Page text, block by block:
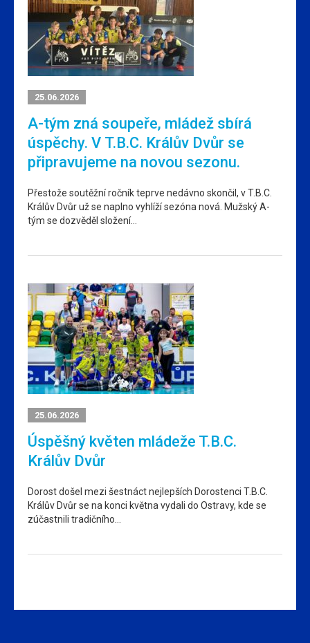
25.06.2026
A-tým zná soupeře, mládež sbírá
úspěchy. V T.B.C. Králův Dvůr se
připravujeme na novou sezonu.
Přestože soutěžní ročník teprve nedávno skončil, v T.B.C.
Králův Dvůr už se naplno vyhlíží sezóna nová. Mužský A-
tým se dozvěděl složení…
25.06.2026
Úspěšný květen mládeže T.B.C.
Králův Dvůr
Dorost došel mezi šestnáct nejlepších Dorostenci T.B.C.
Králův Dvůr se na konci května vydali do Ostravy, kde se
zúčastnili tradičního…